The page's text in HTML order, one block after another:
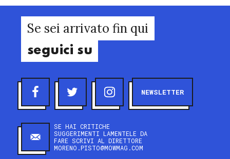
Se sei arrivato fin qui
seguici su
NEWSLETTER
SE HAI CRITICHE
SUGGERIMENTI LAMENTELE DA
FARE SCRIVI AL DIRETTORE
MORENO.PISTO@MOWMAG.COM